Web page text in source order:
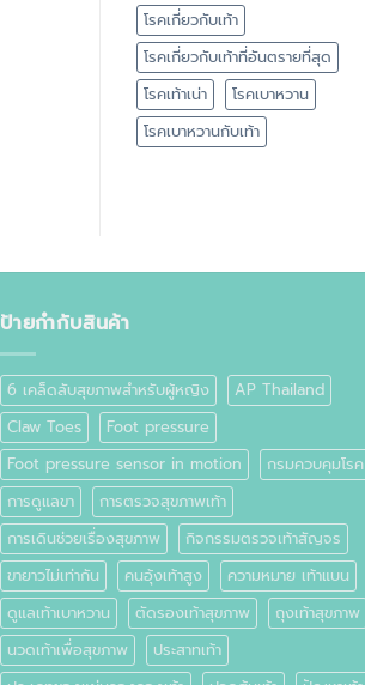
โรคเกี่ยวกับเท้า
โรคเกี่ยวกับเท้าที่อันตรายที่สุด
โรคเท้าเน่า
โรคเบาหวาน
โรคเบาหวานกับเท้า
ป้ายกำกับสินค้า
6 เคล็ดลับสุขภาพสำหรับผู้หญิง
AP Thailand
Claw Toes
Foot pressure
Foot pressure sensor in motion
กรมควบคุมโรค
การดูแลขา
การตรวจสุขภาพเท้า
การเดินช่วยเรื่องสุขภาพ
กิจกรรมตรวจเท้าสัญจร
ขายาวไม่เท่ากัน
คนอุ้งเท้าสูง
ความหมาย เท้าแบน
ดูแลเท้าเบาหวาน
ตัดรองเท้าสุขภาพ
ถุงเท้าสุขภาพ
นวดเท้าเพื่อสุขภาพ
ประสาทเท้า